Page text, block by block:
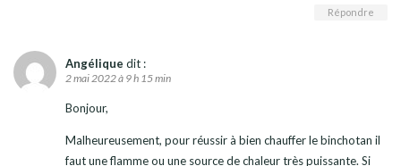
Répondre
Angélique dit :
2 mai 2022 à 9 h 15 min
Bonjour,
Malheureusement, pour réussir à bien chauffer le binchotan il
faut une flamme ou une source de chaleur très puissante. Si